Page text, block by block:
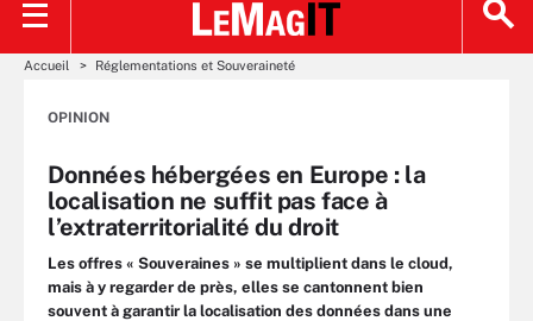
Accueil Réglementations et Souveraineté
OPINION
Données hébergées en Europe : la
localisation ne suffit pas face à
l’extraterritorialité du droit
Les offres « Souveraines » se multiplient dans le cloud,
mais à y regarder de près, elles se cantonnent bien
souvent à garantir la localisation des données dans une